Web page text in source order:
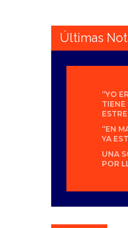
Últimas
“YO
TIENE
“EN
YA
UNA
POR